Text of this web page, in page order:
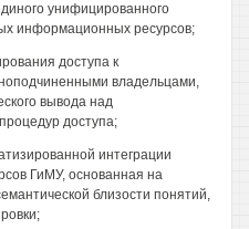
унифицированного
информационных ресурсов;
доступа к
владельцами,
вывода над
доступа;
интеграции
ГиМУ, основанная на
близости понятий,